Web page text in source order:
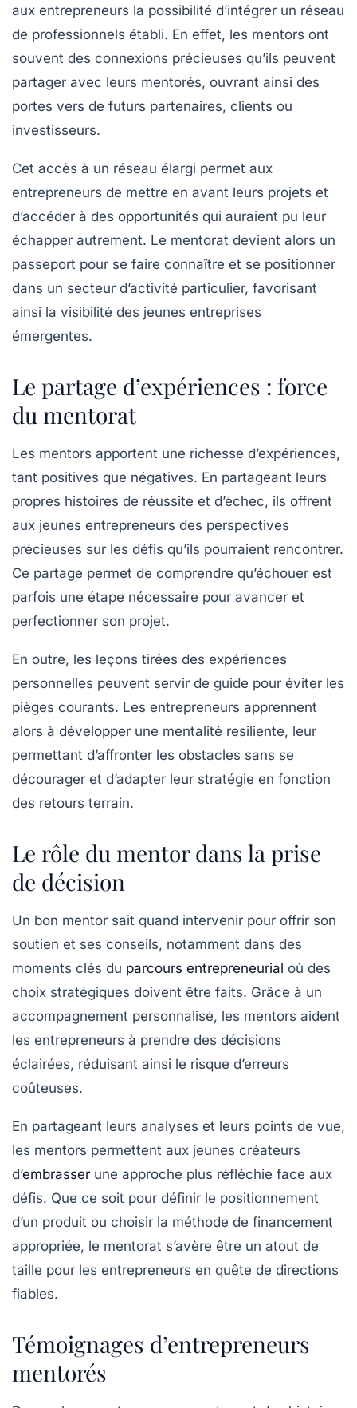
aux entrepreneurs la possibilité d’intégrer un réseau
de professionnels établi. En effet, les mentors ont
souvent des connexions précieuses qu’ils peuvent
partager avec leurs mentorés, ouvrant ainsi des
portes vers de futurs partenaires, clients ou
investisseurs.
Cet accès à un réseau élargi permet aux
entrepreneurs de mettre en avant leurs projets et
d’accéder à des opportunités qui auraient pu leur
échapper autrement. Le mentorat devient alors un
passeport pour se faire connaître et se positionner
dans un secteur d’activité particulier, favorisant
ainsi la visibilité des jeunes entreprises
émergentes.
Le partage d’expériences : force
du mentorat
Les mentors apportent une richesse d’expériences,
tant positives que négatives. En partageant leurs
propres histoires de réussite et d’échec, ils offrent
aux jeunes entrepreneurs des perspectives
précieuses sur les défis qu’ils pourraient rencontrer.
Ce partage permet de comprendre qu’échouer est
parfois une étape nécessaire pour avancer et
perfectionner son projet.
En outre, les leçons tirées des expériences
personnelles peuvent servir de guide pour éviter les
pièges courants. Les entrepreneurs apprennent
alors à développer une mentalité resiliente, leur
permettant d’affronter les obstacles sans se
décourager et d’adapter leur stratégie en fonction
des retours terrain.
Le rôle du mentor dans la prise
de décision
Un bon mentor sait quand intervenir pour offrir son
soutien et ses conseils, notamment dans des
moments clés du parcours entrepreneurial où des
choix stratégiques doivent être faits. Grâce à un
accompagnement personnalisé, les mentors aident
les entrepreneurs à prendre des décisions
éclairées, réduisant ainsi le risque d’erreurs
coûteuses.
En partageant leurs analyses et leurs points de vue,
les mentors permettent aux jeunes créateurs
d’embrasser une approche plus réfléchie face aux
défis. Que ce soit pour définir le positionnement
d’un produit ou choisir la méthode de financement
appropriée, le mentorat s’avère être un atout de
taille pour les entrepreneurs en quête de directions
fiables.
Témoignages d’entrepreneurs
mentorés